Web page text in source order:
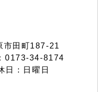
田町187-21
0173-34-8174
日：日曜日